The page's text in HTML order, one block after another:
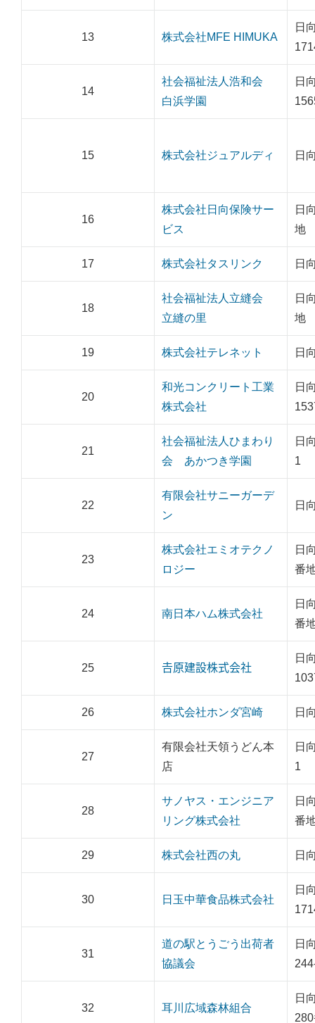
13 株式会社MFE HIMUKA
日
14
社会福祉法人浩和会
白浜学園
日
15 株式会社ジュアルディ 日
16
株式会社日向保険サー
ビス
日
地
17 株式会社タスリンク 日
18
社会福祉法人立縫会
立縫の里
日
地
19 株式会社テレネット 日
20
和光コンクリート工業
株式会社
日
21
社会福祉法人ひまわり
会 あかつき学園
日
1
22
有限会社サニーガーデ
ン
日
23
株式会社エミオテクノ
ロジー
日
番
24 南日本ハム株式会社
日
番
25 𠮷原建設株式会社
日
26 株式会社ホンダ宮崎 日
27
有限会社天領うどん本
店
日
1
28
サノヤス・エンジニア
リング株式会社
日
番
29 株式会社西の丸 日
30 日玉中華食品株式会社
日
31
道の駅とうごう出荷者
協議会
日
32 耳川広域森林組合
日